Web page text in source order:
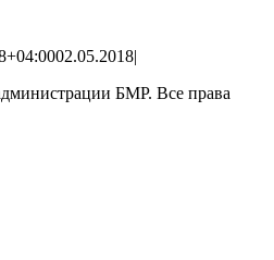
02.05.2018|
БМР. Все права